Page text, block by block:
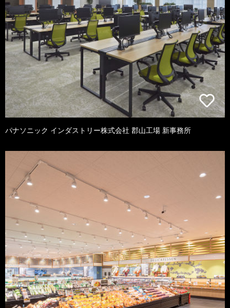
パナソニック インダストリー株式会社 郡山工場 新事務所